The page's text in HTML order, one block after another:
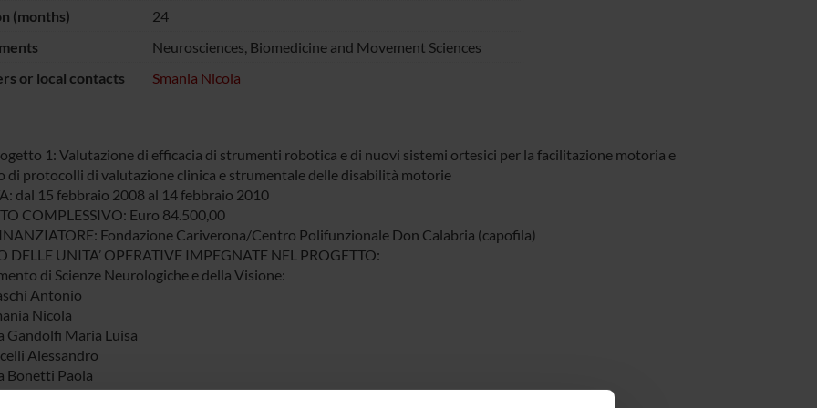
(months)
24
Neurosciences, Biomedicine and Movement Sciences
or local contacts
Smania Nicola
1: Valutazione di efficacia di strumenti robotica e di nuovi sistemi ortesici per la facilitazione motoria e
di protocolli di valutazione clinica e strumentale delle disabilità motorie
dal 15 febbraio 2008 al 14 febbraio 2010
COMPLESSIVO: Euro 84.500,00
Fondazione Cariverona/Centro Polifunzionale Don Calabria (capofila)
DELLE UNITA’ OPERATIVE IMPEGNATE NEL PROGETTO:
di Scienze Neurologiche e della Visione:
Antonio
Nicola
Gandolfi Maria Luisa
Alessandro
Bonetti Paola
SCIENTIFICO DELL’UNITA’ OPERATIVA LOCALE: